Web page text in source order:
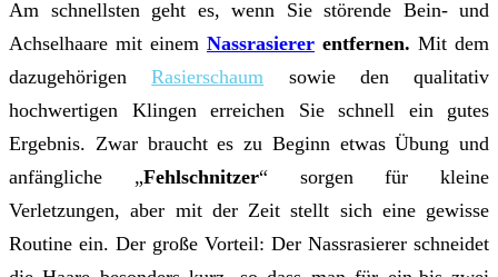
Am schnellsten geht es, wenn Sie störende Bein- und
Achselhaare mit einem Nassrasierer entfernen. Mit dem
dazugehörigenRasierschaum sowie den qualitativ
hochwertigen Klingen erreichen Sie schnell ein gutes
Ergebnis. Zwar braucht es zu Beginn etwas Übung und
anfängliche „Fehlschnitzer“ sorgen für kleine
Verletzungen, aber mit der Zeit stellt sich eine gewisse
Routine ein. Der große Vorteil: Der Nassrasierer schneidet